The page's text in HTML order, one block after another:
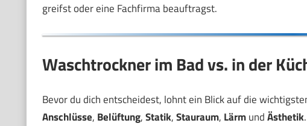
greifst oder eine Fachfirma beauftragst.
Waschtrockner im Bad vs. in der
Bevor du dich entscheidest, lohnt ein Blick auf die
Anschlüsse, Belüftung,Statik,Stauraum, LärmundÄsthetik